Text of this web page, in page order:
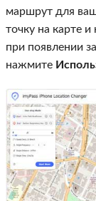
маршрут для
точку на карте
при появлении
нажмите